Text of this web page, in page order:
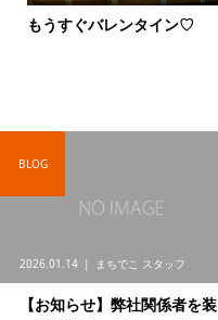
もうすぐバレンタイン♡
2026.01.14 まちでこ スタッフ
【お知らせ】弊社関係者を装
BLOG